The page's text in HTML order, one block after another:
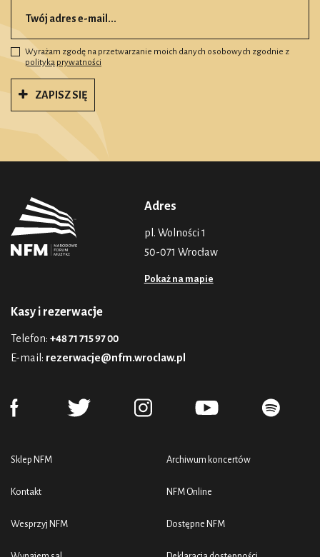
Wyrażam zgodę na przetwarzanie moich danych osobowych zgodnie z
polityką prywatności
ZAPISZ SIĘ
Adres
pl. Wolności 1
50-071 Wrocław
Pokaż na mapie
Kasy i rezerwacje
Telefon: +48 71 715 97 00
E-mail: rezerwacje@nfm.wroclaw.pl
Sklep NFM
Kontakt
Wesprzyj NFM
Archiwum koncertów
NFM Online
Dostępne NFM